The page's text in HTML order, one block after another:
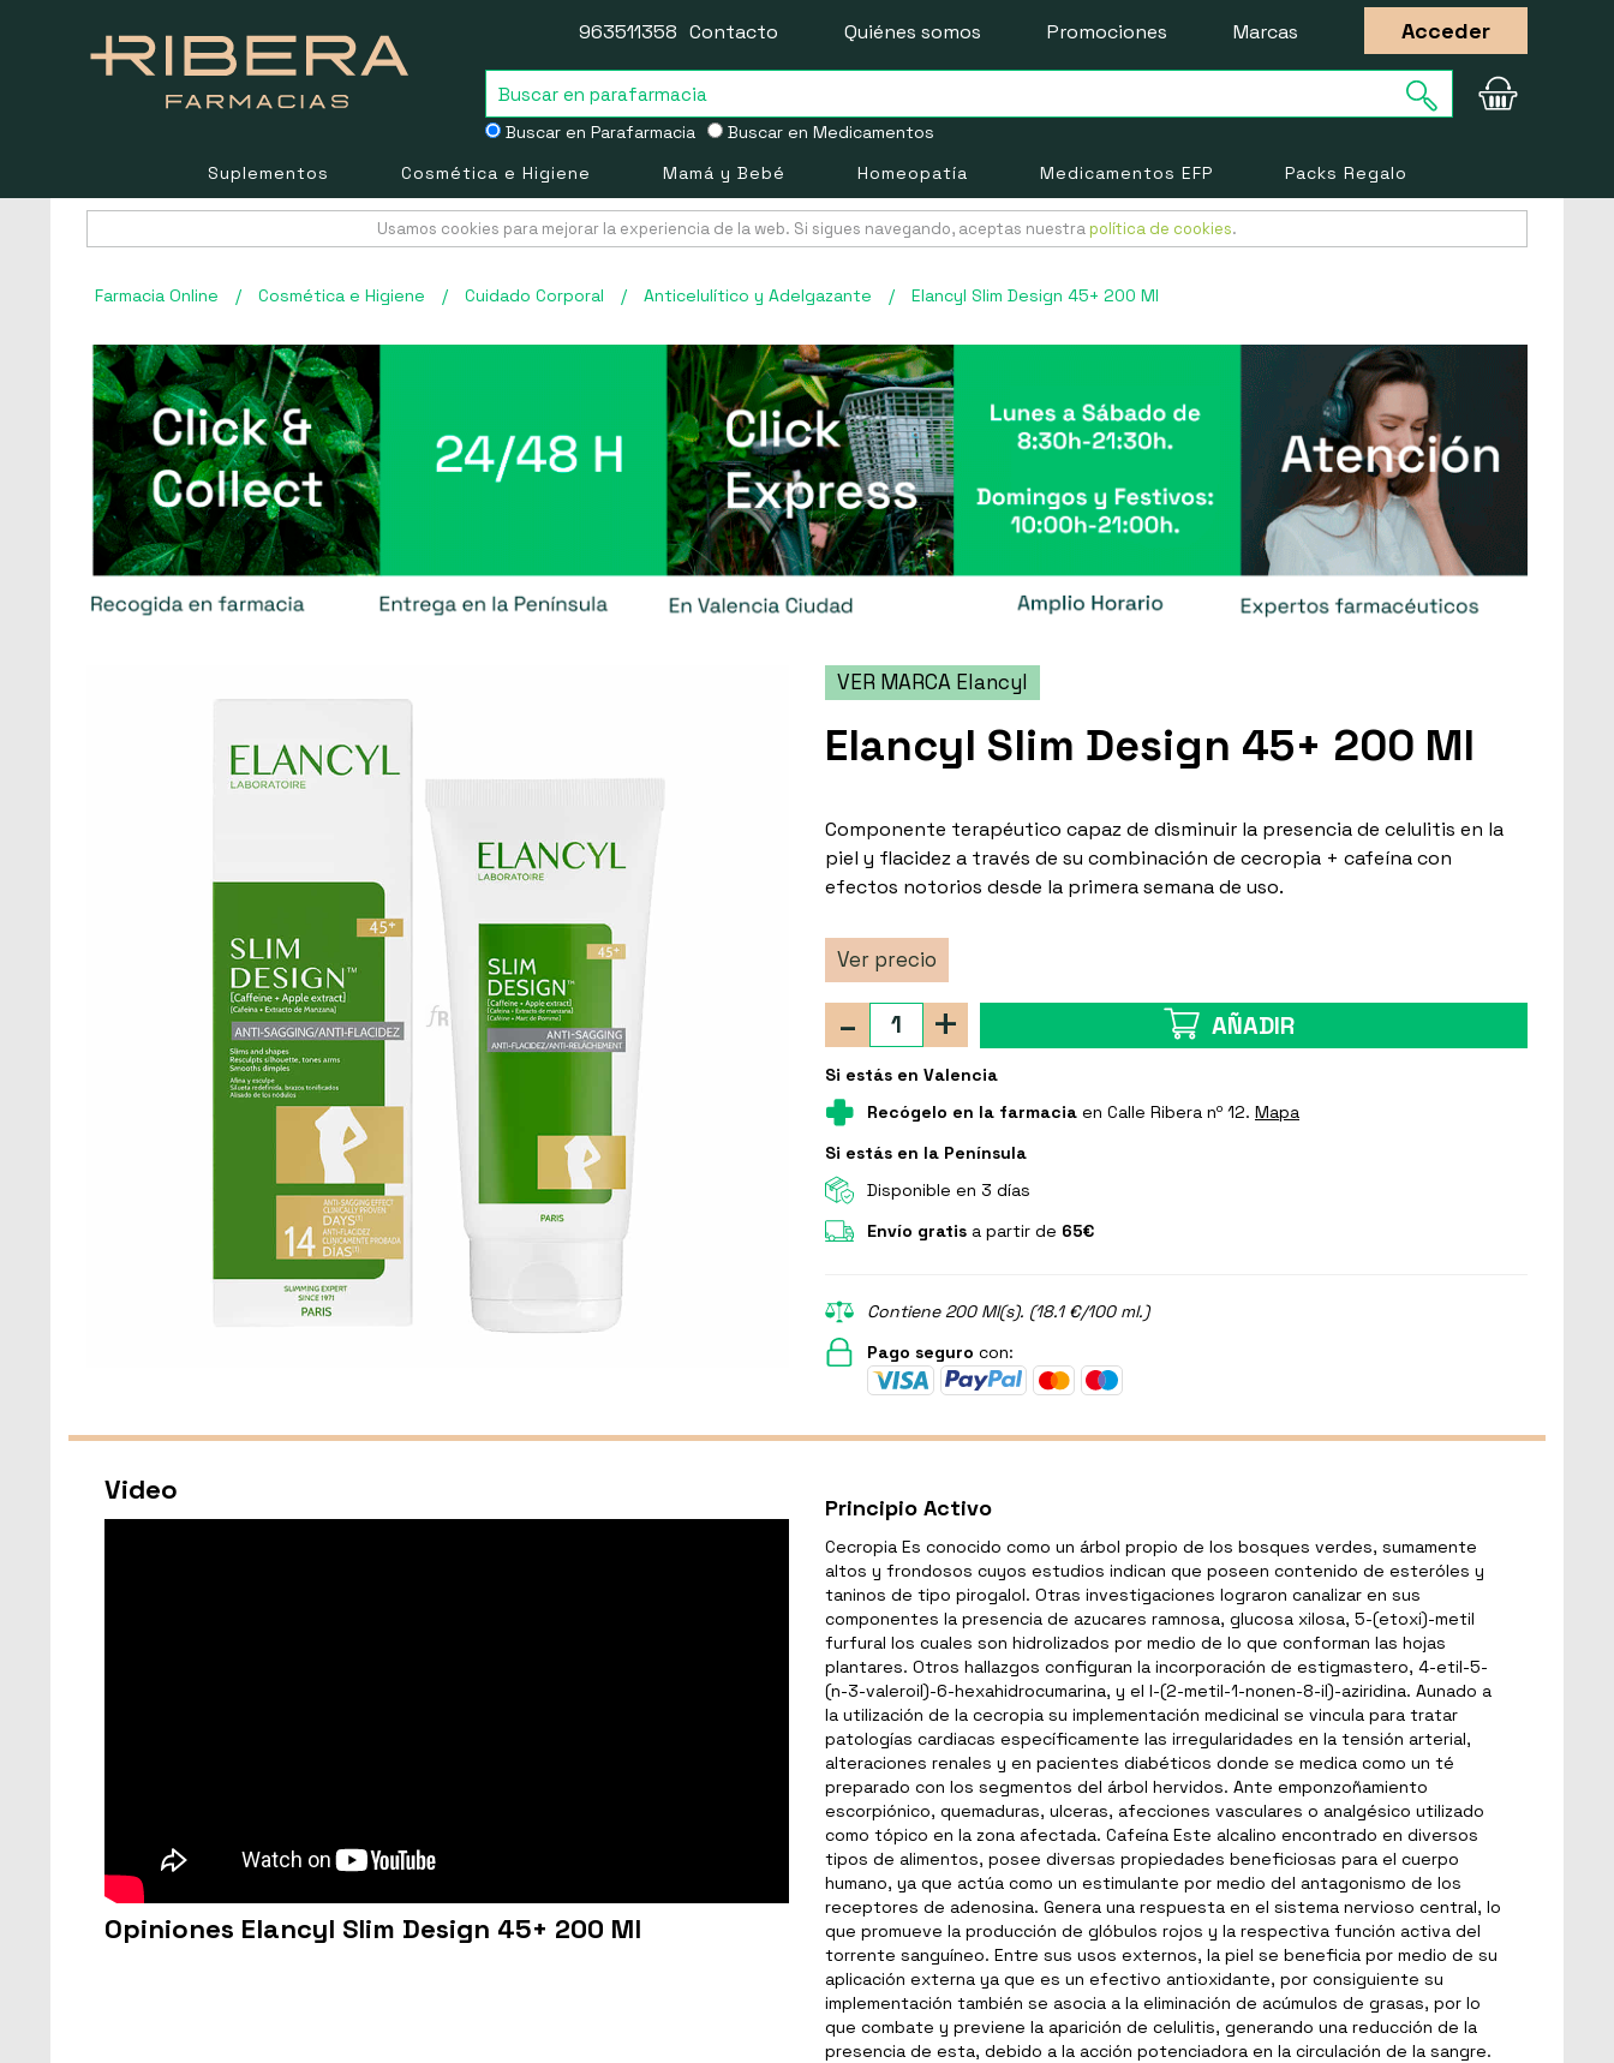
Buscar en Parafarmacia Buscar en Medicamentos
963511358 Contacto Quiénes somos Promociones Marcas Acceder
Suplementos Cosmética e Higiene Mamá y Bebé Homeopatía Medicamentos EFP Packs Regalo
Usamos cookies para mejorar la experiencia de la web. Si sigues navegando, aceptas nuestra política de cookies.
Farmacia Online / Cosmética e Higiene / Cuidado Corporal / Anticelulítico y Adelgazante / Elancyl Slim Design 45+ 200 Ml
VER MARCA Elancyl
Elancyl Slim Design 45+ 200 Ml
Componente terapéutico capaz de disminuir la presencia de celulitis en la
piel y flacidez a través de su combinación de cecropia + cafeína con
efectos notorios desde la primera semana de uso.
Ver precio
+
- AÑADIR
Si estás en Valencia
Recógelo en la farmacia en Calle Ribera nº 12. Mapa
Si estás en la Península
Disponible en 3 días
Envío gratis a partir de 65€
Contiene 200 Ml(s). (18.1 €/100 ml.)
Pago seguro con:
Principio Activo
Cecropia Es conocido como un árbol propio de los bosques verdes, sumamente
altos y frondosos cuyos estudios indican que poseen contenido de esteróles y
taninos de tipo pirogalol. Otras investigaciones lograron canalizar en sus
componentes la presencia de azucares ramnosa, glucosa xilosa, 5-(etoxi)-metil
furfural los cuales son hidrolizados por medio de lo que conforman las hojas
plantares. Otros hallazgos configuran la incorporación de estigmastero, 4-etil-5-
(n-3-valeroil)-6-hexahidrocumarina, y el l-(2-metil-1-nonen-8-il)-aziridina. Aunado a
la utilización de la cecropia su implementación medicinal se vincula para tratar
patologías cardiacas específicamente las irregularidades en la tensión arterial,
alteraciones renales y en pacientes diabéticos donde se medica como un té
preparado con los segmentos del árbol hervidos. Ante emponzoñamiento
escorpiónico, quemaduras, ulceras, afecciones vasculares o analgésico utilizado
como tópico en la zona afectada. Cafeína Este alcalino encontrado en diversos
tipos de alimentos, posee diversas propiedades beneficiosas para el cuerpo
humano, ya que actúa como un estimulante por medio del antagonismo de los
receptores de adenosina. Genera una respuesta en el sistema nervioso central, lo
que promueve la producción de glóbulos rojos y la respectiva función activa del
torrente sanguíneo. Entre sus usos externos, la piel se beneficia por medio de su
aplicación externa ya que es un efectivo antioxidante, por consiguiente su
implementación también se asocia a la eliminación de acúmulos de grasas, por lo
que combate y previene la aparición de celulitis, generando una reducción de la
presencia de esta, debido a la acción potenciadora en la circulación de la sangre.
Video
Opiniones Elancyl Slim Design 45+ 200 Ml